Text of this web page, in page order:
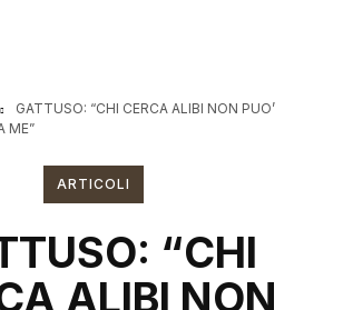
GATTUSO: “CHI CERCA ALIBI NON PUO’
ME”
ARTICOLI
“CHI
ALIBI NON